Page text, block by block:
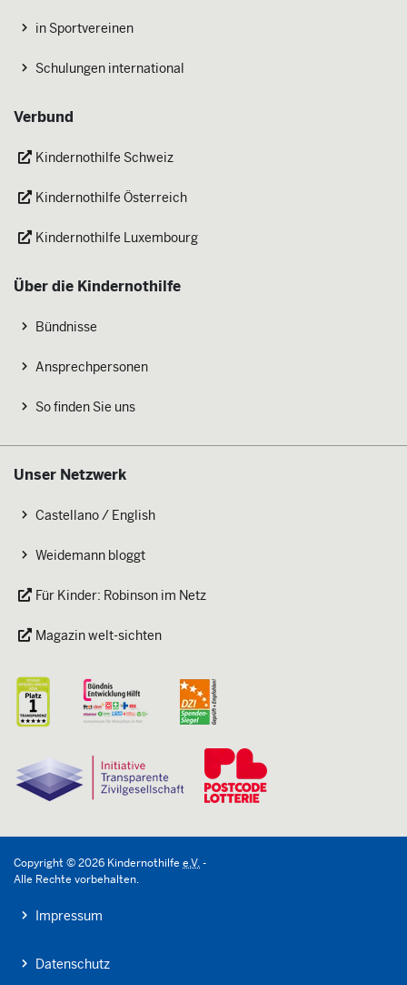
in Sportvereinen
Schulungen international
Verbund
Kindernothilfe Schweiz
Kindernothilfe Österreich
Kindernothilfe Luxembourg
Über die Kindernothilfe
Bündnisse
Ansprechpersonen
So finden Sie uns
Unser Netzwerk
Castellano / English
Weidemann bloggt
Für Kinder: Robinson im Netz
Magazin welt-sichten
Copyright ©2026 Kindernothilfe e.V.-
Alle Rechte vorbehalten.
Impressum
Datenschutz